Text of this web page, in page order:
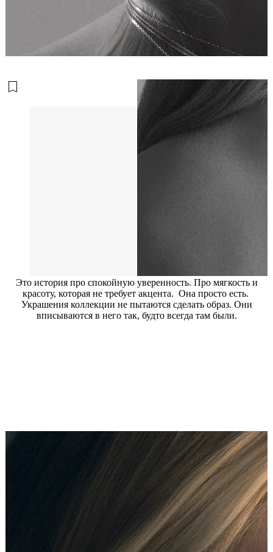
Это история про спокойную уверенность. Про мягкость и
красоту, которая не требует акцента. Она просто есть.
Украшения коллекции не пытаются сделать образ. Они
вписываются в него так, будто всегда там были.